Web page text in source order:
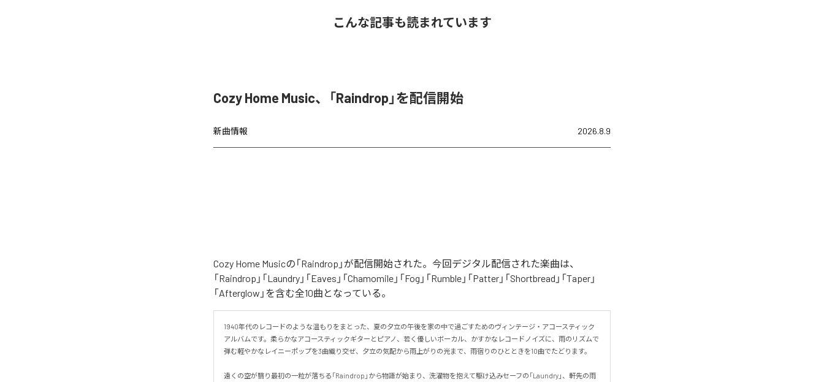
こんな記事も読まれています
Cozy Home Music、「Raindrop」を配信開始
新曲情報 2026.8.9
Cozy Home Musicの「Raindrop」が配信開始された。今回デジタル配信された楽曲は、
「Raindrop」「Laundry」「Eaves」「Chamomile」「Fog」「Rumble」「Patter」「Shortbread」「Taper」
「Afterglow」を含む全10曲となっている。
1940年代のレコードのような温もりをまとった、夏の夕立の午後を家の中で過ごすためのヴィンテージ・アコースティック
アルバムです。柔らかなアコースティックギターとピアノ、若く優しいボーカル、かすかなレコードノイズに、雨のリズムで
弾む軽やかなレイニーポップを3曲織り交ぜ、夕立の気配から雨上がりの光まで、雨宿りのひとときを10曲でたどります。
遠くの空が翳り最初の一粒が落ちる「Raindrop」から物語が始まり、洗濯物を抱えて駆け込みセーフの「Laundry」、軒先の雨